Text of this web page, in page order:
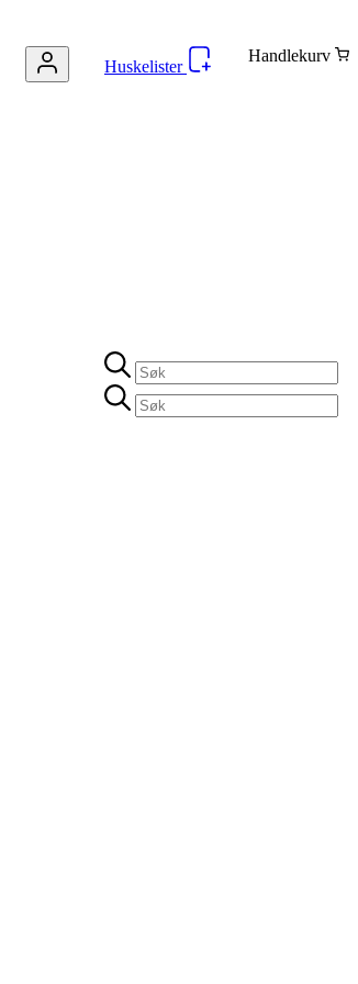
Huskelister
Handlekurv